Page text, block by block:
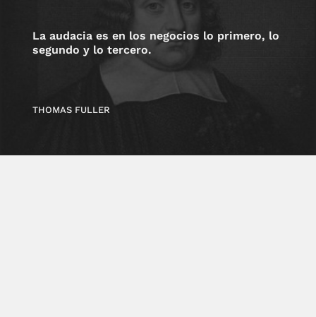
La audacia es en los negocios lo primero, lo
segundo y lo tercero.
THOMAS FULLER